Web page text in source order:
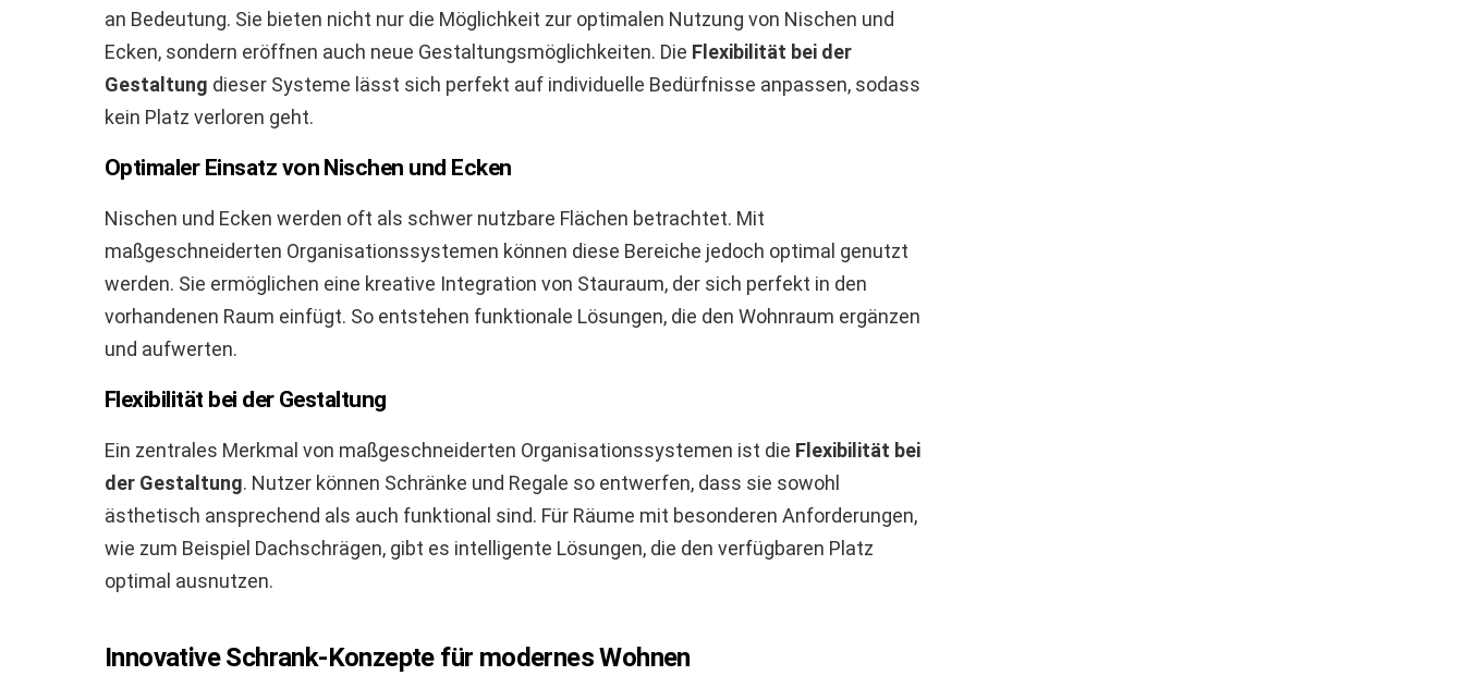
an Bedeutung. Sie bieten nicht nur die Möglichkeit zur optimalen Nutzung von Nischen und
Ecken, sondern eröffnen auch neue Gestaltungsmöglichkeiten. Die Flexibilität bei der
Gestaltung dieser Systeme lässt sich perfekt auf individuelle Bedürfnisse anpassen, sodass
kein Platz verloren geht.
Optimaler Einsatz von Nischen und Ecken
Nischen und Ecken werden oft als schwer nutzbare Flächen betrachtet. Mit
maßgeschneiderten Organisationssystemen können diese Bereiche jedoch optimal genutzt
werden. Sie ermöglichen eine kreative Integration von Stauraum, der sich perfekt in den
vorhandenen Raum einfügt. So entstehen funktionale Lösungen, die den Wohnraum ergänzen
und aufwerten.
Flexibilität bei der Gestaltung
Ein zentrales Merkmal von maßgeschneiderten Organisationssystemen ist die Flexibilität bei
der Gestaltung. Nutzer können Schränke und Regale so entwerfen, dass sie sowohl
ästhetisch ansprechend als auch funktional sind. Für Räume mit besonderen Anforderungen,
wie zum Beispiel Dachschrägen, gibt es intelligente Lösungen, die den verfügbaren Platz
optimal ausnutzen.
Innovative Schrank-Konzepte für modernes Wohnen